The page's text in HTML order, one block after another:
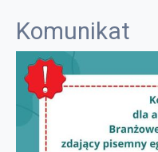
Komunikat